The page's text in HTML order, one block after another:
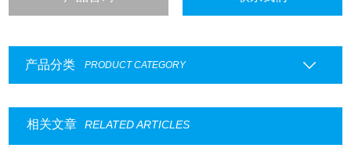
产品分类 PRODUCT CATEGORY
相关文章 RELATED ARTICLES